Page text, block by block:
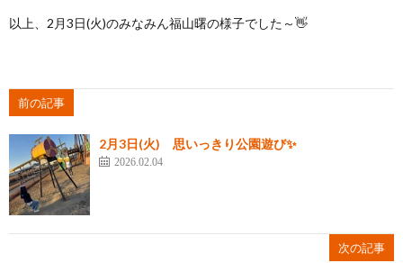
以上、2月3日(火)のみなみん福山曙の様子でした～👋
前の記事
2月3日(火) 思いっきり公園遊び✨
2026.02.04
次の記事